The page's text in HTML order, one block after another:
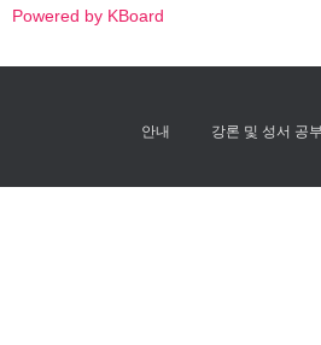
Powered by KBoard
안내 강론 및 성서 공부